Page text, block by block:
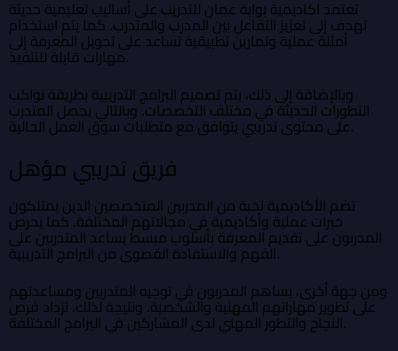
تعتمد اكاديمية بوابة عمان للتدريب على أساليب تعليمية حديثة
تهدف إلى تعزيز التفاعل بين المدرب والمتدرب. كما يتم استخدام
أمثلة عملية وتمارين تطبيقية تساعد على تحويل المعرفة إلى
مهارات قابلة للتنفيذ.
وبالإضافة إلى ذلك، يتم تصميم البرامج التدريبية بطريقة تواكب
التطورات الحديثة في مختلف التخصصات. وبالتالي يحصل المتدرب
على محتوى تدريبي يتوافق مع متطلبات سوق العمل الحالية.
فريق تدريبي مؤهل
تضم الأكاديمية نخبة من المدربين المتخصصين الذين يمتلكون
خبرات عملية وأكاديمية في مجالاتهم المختلفة. كما يحرص
المدربون على تقديم المعرفة بأسلوب مبسط يساعد المتدربين على
الفهم والاستفادة القصوى من البرامج التدريبية.
ومن جهة أخرى، يساهم المدربون في توجيه المتدربين ومساعدتهم
على تطوير مهاراتهم المهنية والشخصية. ونتيجة لذلك، تزداد فرص
النجاح والتطور المهني لدى المشاركين في البرامج المختلفة.